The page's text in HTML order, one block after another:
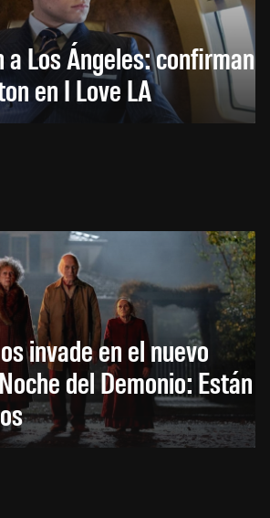
a Los Ángeles: confirman
en I Love LA
invade en el nuevo
del Demonio: Están